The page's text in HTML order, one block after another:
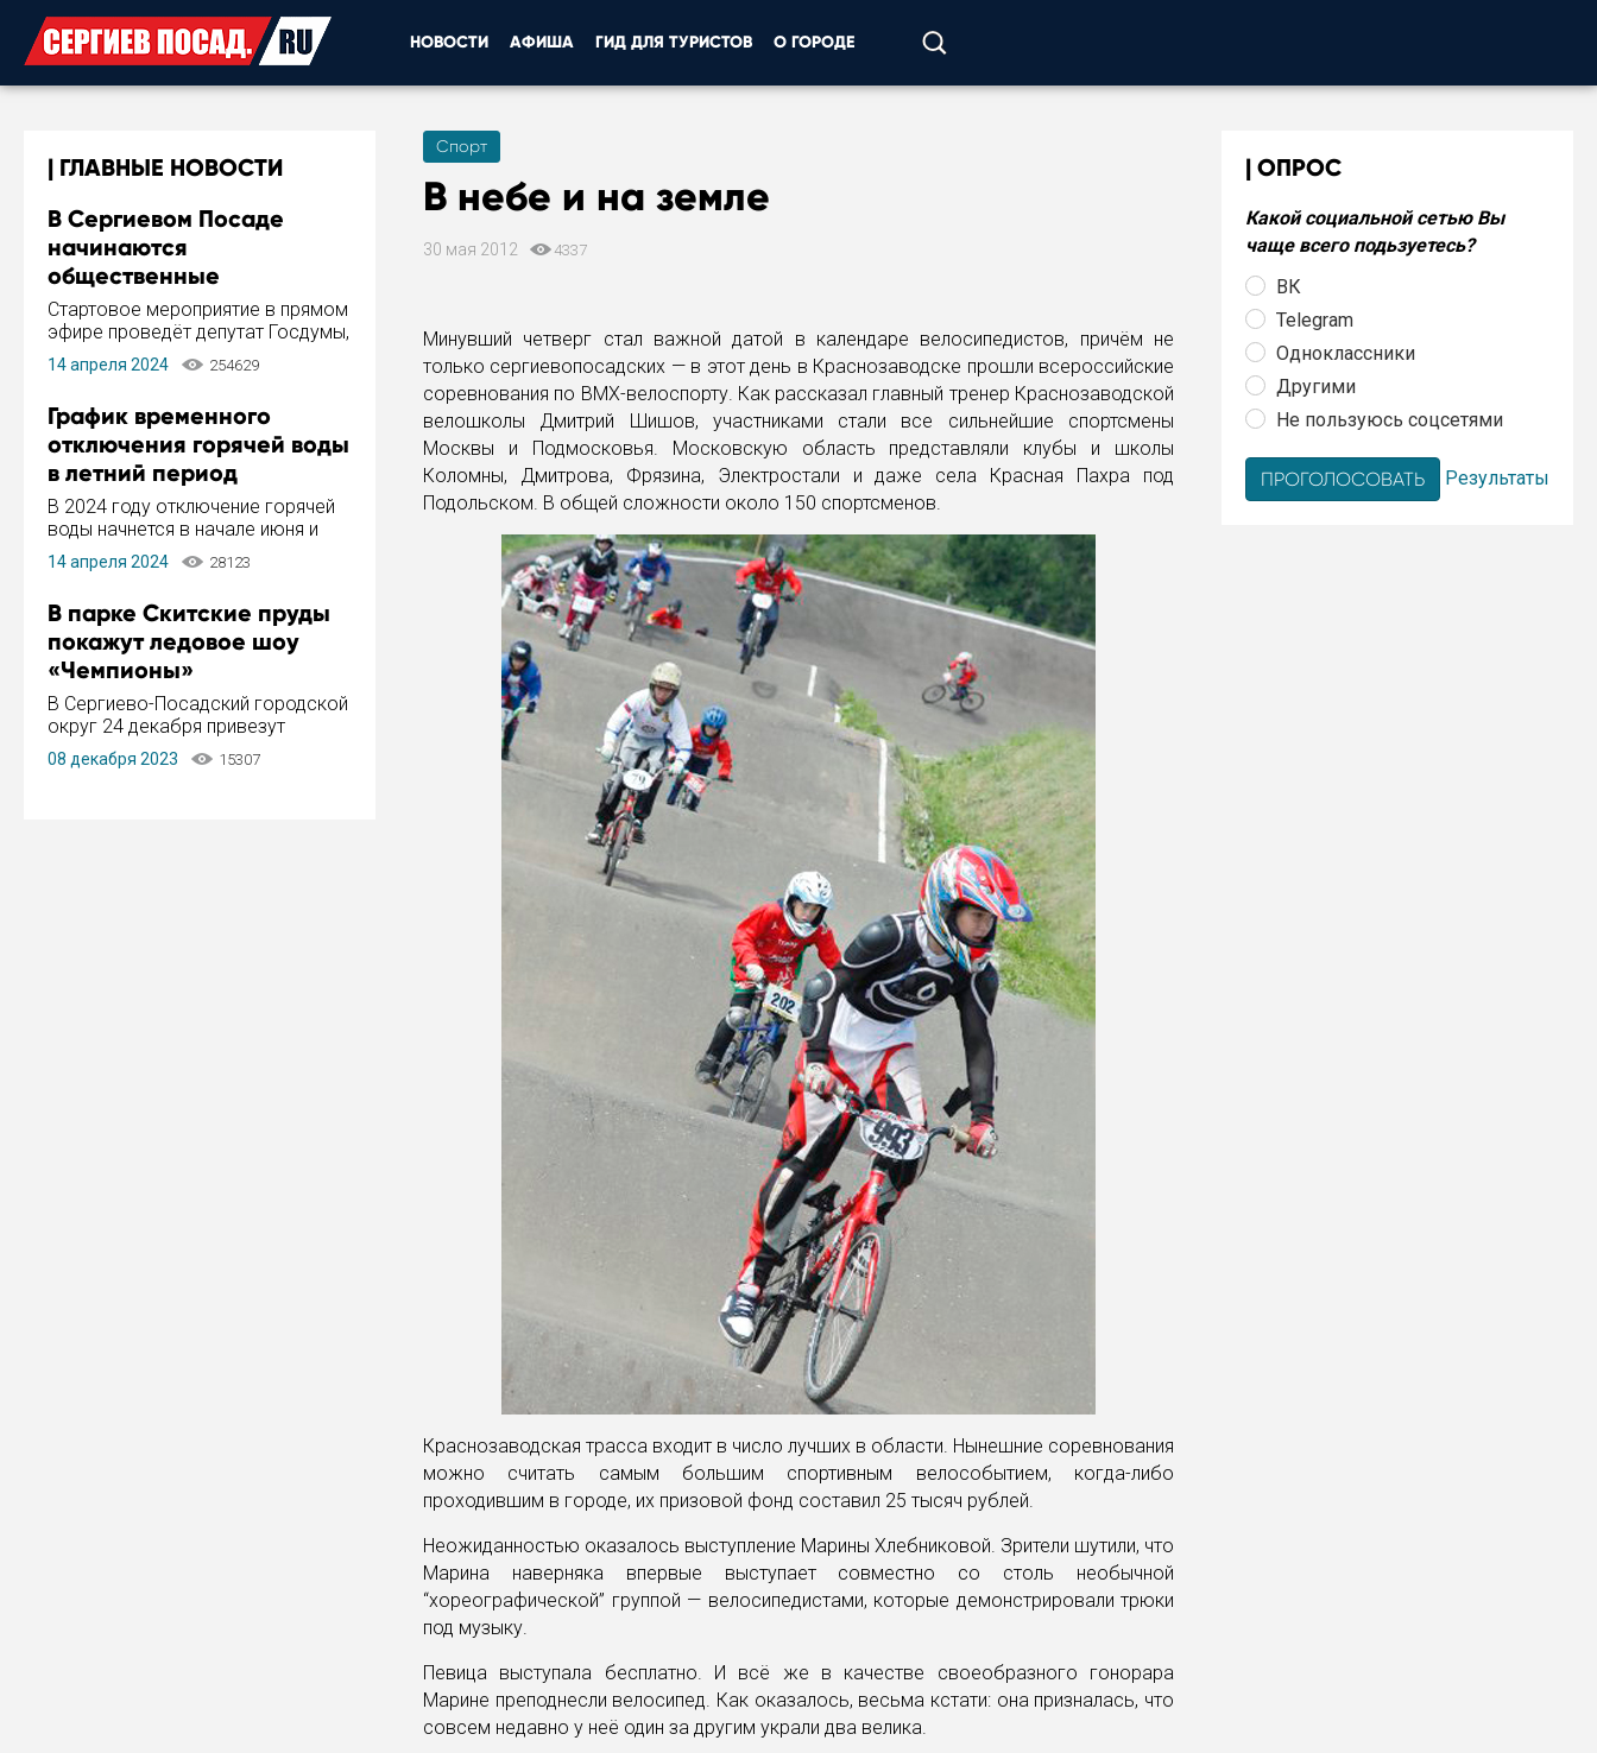
НОВОСТИ АФИША ГИД ДЛЯ ТУРИСТОВ О ГОРОДЕ
ГЛАВНЫЕ НОВОСТИ
В Сергиевом Посаде
начинаются
общественные
обсуждения Стратегии
развития города
Стартовое мероприятие в прямом
эфире проведёт депутат Госдумы,
инициатор и автор Концепции
развития Сергиева Посада и
Пахомов.
14 апреля 2024 254629
График временного
отключения горячей воды
в летний период
В 2024 году отключение горячей
воды начнется в начале июня и
завершится в конце августа.
Период отключения составит не
14 апреля 2024 28123
В парке Скитские пруды
покажут ледовое шоу
«Чемпионы»
В Сергиево-Посадский городской
округ 24 декабря привезут
ледовый тур «Чемпионы»
заслуженного мастера спорта,
08 декабря 2023 15307
Спорт
В небе и на земле
30 мая 2012 4337
Минувший четверг стал важной датой в календаре велосипедистов, причём не
только сергиевопосадских — в этот день в Краснозаводске прошли всероссийские
соревнования по BMX-велоспорту. Как рассказал главный тренер Краснозаводской
велошколы Дмитрий Шишов, участниками стали все сильнейшие спортсмены
Москвы и Подмосковья. Московскую область представляли клубы и школы
Коломны, Дмитрова, Фрязина, Электростали и даже села Красная Пахра под
Подольском. В общей сложности около 150 спортсменов.
Краснозаводская трасса входит в число лучших в области. Нынешние соревнования
можно считать самым большим спортивным велособытием, когда-либо
проходившим в городе, их призовой фонд составил 25 тысяч рублей.
Неожиданностью оказалось выступление Марины Хлебниковой. Зрители шутили, что
Марина наверняка впервые выступает совместно со столь необычной
“хореографической” группой — велосипедистами, которые демонстрировали трюки
под музыку.
Певица выступала бесплатно. И всё же в качестве своеобразного гонорара
Марине преподнесли велосипед. Как оказалось, весьма кстати: она призналась, что
совсем недавно у неё один за другим украли два велика.
ОПРОС
Какой социальной сетью Вы
чаще всего подьзуетесь?
ВК
Telegram
Одноклассники
Другими
Не пользуюсь соцсетями
Результаты